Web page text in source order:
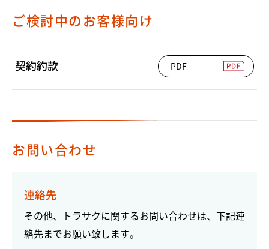
ご検討中のお客様向け
契約約款 PDF
お問い合わせ
連絡先
その他、トラサクに関するお問い合わせは、下記連
絡先までお願い致します。